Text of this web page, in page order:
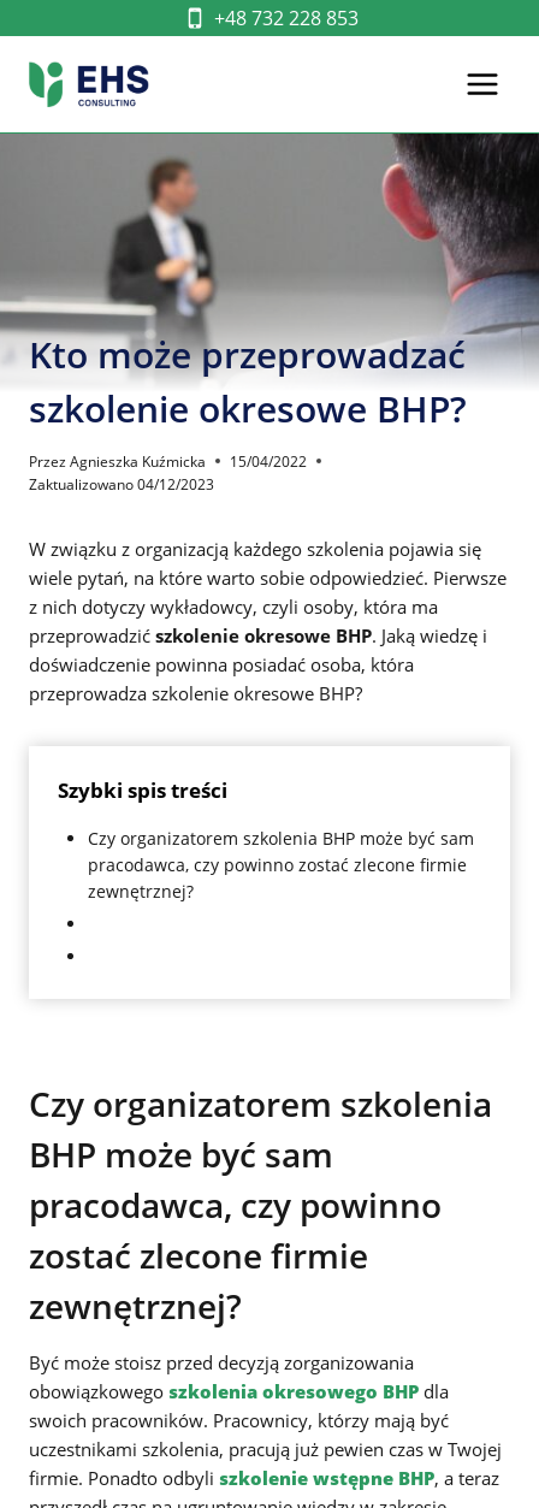
do
treści
+48 732 228 853
Kto może przeprowadzać
szkolenie okresowe BHP?
PrzezAgnieszka Kuźmicka
15/04/2022
Zaktualizowano04/12/2023
W związku z organizacją każdego szkolenia pojawia się
wiele pytań, na które warto sobie odpowiedzieć. Pierwsze
z nich dotyczy wykładowcy, czyli osoby, która ma
przeprowadzić szkolenie okresowe BHP. Jaką wiedzę i
doświadczenie powinna posiadać osoba, która
przeprowadza szkolenie okresowe BHP?
Szybki spis treści
Czy organizatorem szkolenia BHP może być sam
pracodawca, czy powinno zostać zlecone firmie
zewnętrznej?
Czy organizatorem szkolenia
BHP może być sam
pracodawca, czy powinno
zostać zlecone firmie
zewnętrznej?
Być może stoisz przed decyzją zorganizowania
obowiązkowego szkolenia okresowego BHP dla
swoich pracowników. Pracownicy, którzy mają być
uczestnikami szkolenia, pracują już pewien czas w Twojej
firmie. Ponadto odbyli szkolenie wstępne BHP, a teraz